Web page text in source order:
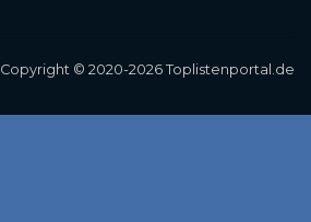
Copyright © 2020-2026 Toplistenportal.de